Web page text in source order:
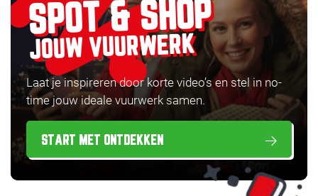
SPOT & SHOP
JOUW VUURWERK
Laat je inspireren door korte video’s en stel in no-
time jouw ideale vuurwerk samen.
START MET ONTDEKKEN